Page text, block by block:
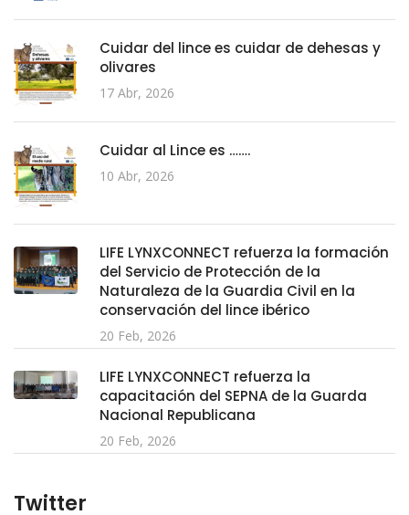
Cuidar del lince es cuidar de dehesas y
olivares
17 Abr, 2026
Cuidar al Lince es …….
10 Abr, 2026
LIFE LYNXCONNECT refuerza la formación
del Servicio de Protección de la
Naturaleza de la Guardia Civil en la
conservación del lince ibérico
20 Feb, 2026
LIFE LYNXCONNECT refuerza la
capacitación del SEPNA de la Guarda
Nacional Republicana
20 Feb, 2026
Twitter